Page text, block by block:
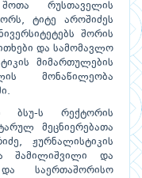
რუსთაველის
ტიტე აროშიძეს
შორის
და სამომავლო
მიმართულების
მონაწილეობა
ბსუ-ს რექტორის
მეცნიერებათა
ჟურნალისტიკის
შამილიშვილი და
საერთაშორისო